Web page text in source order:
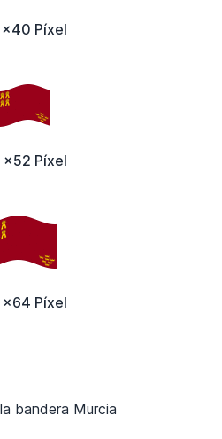
Píxel
x52 Píxel
x64 Píxel
bandera Murcia